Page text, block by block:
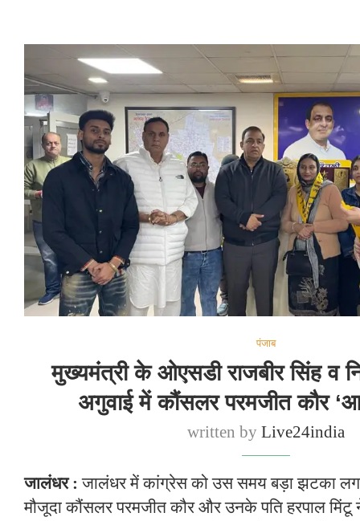
पंजाब
मुख्यमंत्री के ओएसडी राजबीर सिंह व
अगुवाई में कौंसलर परमजीत कौर
written byLive24india
जालंधर :जालंधर में कांग्रेस को उस समय बड़ा झटका
मौजूदा कौंसलर परमजीत कौर और उनके पति हरपाल मिंटू